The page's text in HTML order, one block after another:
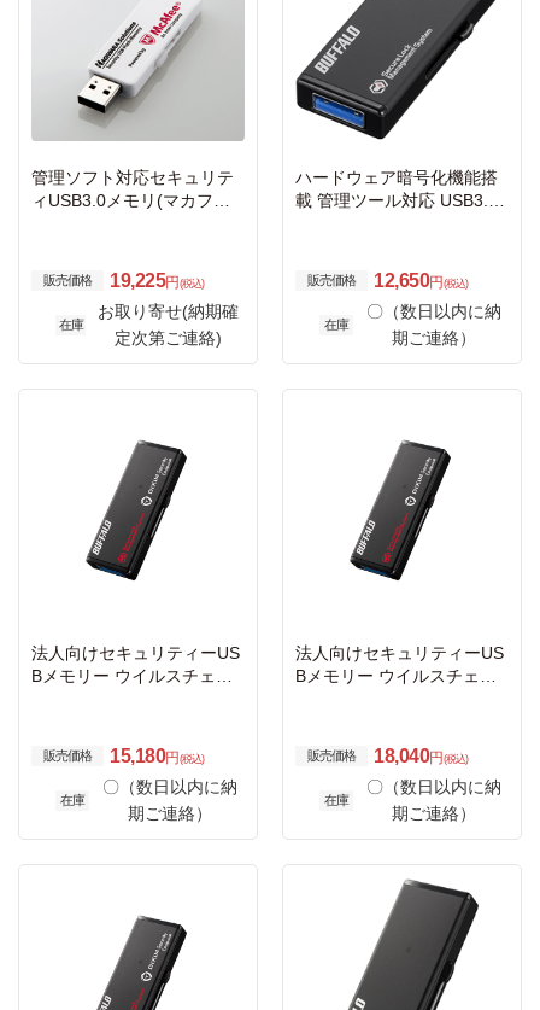
管理ソフト対応セキュリテ
ィUSB3.0メモリ(マカフィ
販売価格 19,225円 (税込)
在庫
お取り寄せ(納期確
定次第ご連絡)
ハードウェア暗号化機能搭
載 管理ツール対応 USB3.0
販売価格 12,650円 (税込)
在庫
〇（数日以内に納
期ご連絡）
法人向けセキュリティーUS
Bメモリー ウイルスチェッ
販売価格 15,180円 (税込)
在庫
〇（数日以内に納
期ご連絡）
法人向けセキュリティーUS
Bメモリー ウイルスチェッ
販売価格 18,040円 (税込)
在庫
〇（数日以内に納
期ご連絡）